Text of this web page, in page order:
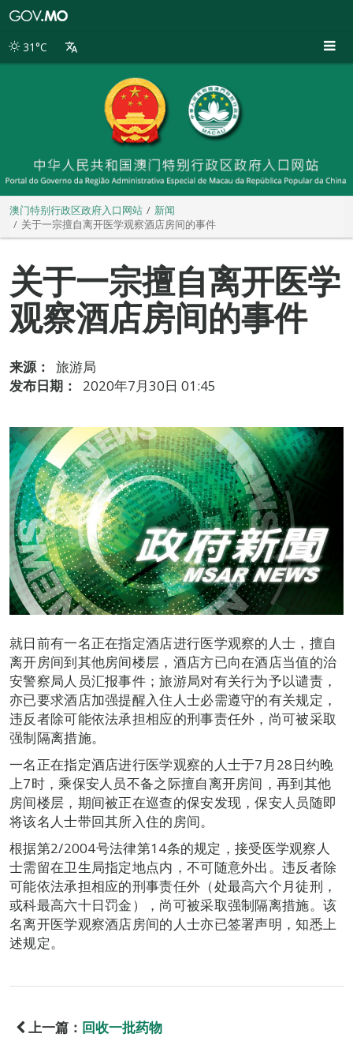
别
31°C
澳门特别行政区政府入口网站
新闻
关于一宗擅自离开医学观察酒店房间的事件
关于一宗擅自离开医学
观察酒店房间的事件
来源：
旅游局
发布日期：
2020年7月30日 01:45
就日前有一名正在指定酒店进行医学观察的人士，擅自
离开房间到其他房间楼层，酒店方已向在酒店当值的治
安警察局人员汇报事件；旅游局对有关行为予以谴责，
亦已要求酒店加强提醒入住人士必需遵守的有关规定，
违反者除可能依法承担相应的刑事责任外，尚可被采取
强制隔离措施。
一名正在指定酒店进行医学观察的人士于7月28日约晚
上7时，乘保安人员不备之际擅自离开房间，再到其他
房间楼层，期间被正在巡查的保安发现，保安人员随即
将该名人士带回其所入住的房间。
根据第2/2004号法律第14条的规定，接受医学观察人
士需留在卫生局指定地点内，不可随意外出。违反者除
可能依法承担相应的刑事责任外（处最高六个月徒刑，
或科最高六十日罚金），尚可被采取强制隔离措施。该
名离开医学观察酒店房间的人士亦已签署声明，知悉上
述规定。
上一篇： 回收一批药物